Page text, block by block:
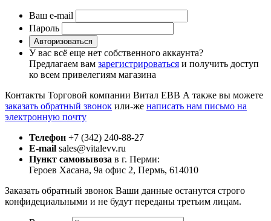
Ваш e-mail
Пароль
Авторизоваться
У вас всё еще нет собственного аккаунта?
Предлагаем вам зарегистрироваться и получить доступ
ко всем привелегиям магазина
Контакты Торговой компании Витал ЕВВ А также вы можете
заказать обратный звонок или-же написать нам письмо на
электронную почту
Телефон +7 (342) 240-88-27
E-mail sales@vitalevv.ru
Пункт самовывоза в г. Перми:
Героев Хасана, 9а офис 2, Пермь, 614010
Заказать обратный звонок Ваши данные останутся строго
конфидециальными и не будут переданы третьим лицам.